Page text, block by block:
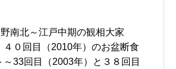
南北～江戸中期の観相大家
４０回目（2010年）のお盆断食
～33回目（2003年）と３８回目